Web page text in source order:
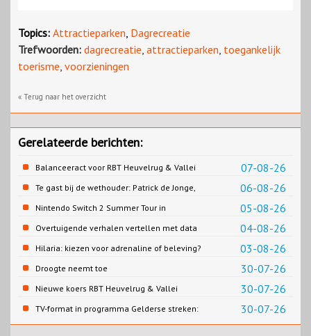
Topics: Attractieparken, Dagrecreatie
Trefwoorden: dagrecreatie, attractieparken, toegankelijk
toerisme, voorzieningen
« Terug naar het overzicht
Gerelateerde berichten:
07-08-26
Balanceeract voor RBT Heuvelrug & Vallei
06-08-26
Te gast bij de wethouder: Patrick de Jonge,
Gemeente Emmen
05-08-26
Nintendo Switch 2 Summer Tour in
Slagharen
04-08-26
Overtuigende verhalen vertellen met data
03-08-26
Hilaria: kiezen voor adrenaline of beleving?
30-07-26
Droogte neemt toe
30-07-26
Nieuwe koers RBT Heuvelrug & Vallei
zichtbaar in eerste resultaten 2026
30-07-26
TV-format in programma Gelderse streken:
Rondje Gelderland